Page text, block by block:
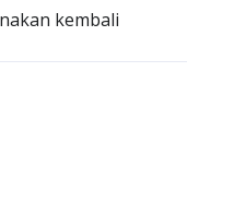
kembali